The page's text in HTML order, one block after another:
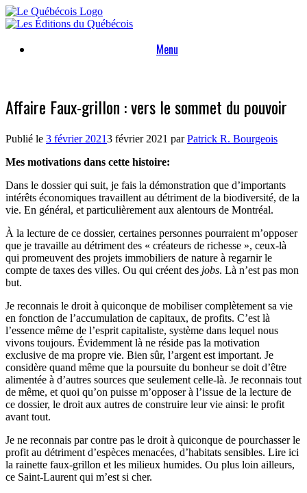
Skip
to
Menu
Affaire Faux-grillon : vers le sommet du pouvoir
Publié le 3 février 20213 février 2021 parPatrick R. Bourgeois
Mes motivations dans cette histoire:
Dans le dossier qui suit, je fais la démonstration que d’importants
intérêts économiques travaillent au détriment de la biodiversité, de la
vie. En général, et particulièrement aux alentours de Montréal.
À la lecture de ce dossier, certaines personnes pourraient m’opposer
que je travaille au détriment des « créateurs de richesse », ceux-là
qui promeuvent des projets immobiliers de nature à regarnir le
compte de taxes des villes. Ou qui créent des jobs. Là n’est pas mon
but.
Je reconnais le droit à quiconque de mobiliser complètement sa vie
en fonction de l’accumulation de capitaux, de profits. C’est là
l’essence même de l’esprit capitaliste, système dans lequel nous
vivons toujours. Évidemment là ne réside pas la motivation
exclusive de ma propre vie. Bien sûr, l’argent est important. Je
considère quand même que la poursuite du bonheur se doit d’être
alimentée à d’autres sources que seulement celle-là. Je reconnais tout
de même, et quoi qu’on puisse m’opposer à l’issue de la lecture de
ce dossier, le droit aux autres de construire leur vie ainsi: le profit
avant tout.
Je ne reconnais par contre pas le droit à quiconque de pourchasser le
profit au détriment d’espèces menacées, d’habitats sensibles. Lire ici
la rainette faux-grillon et les milieux humides. Ou plus loin ailleurs,
ce Saint-Laurent qui m’est si cher.